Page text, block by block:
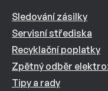
Sledování zásilky
Servisní střediska
Recyklační poplatky
Zpětný odběr
Tipy a rady